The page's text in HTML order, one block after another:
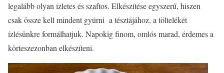
legalább olyan ízletes és szaftos. Elkészítése egyszerű, hiszen
csak össze kell mindent gyúrni a tésztájához, a töltelékét
ízlésünkre formálhatjuk. Napokig finom, omlós marad, érdemes a
körteszezonban elkészíteni.